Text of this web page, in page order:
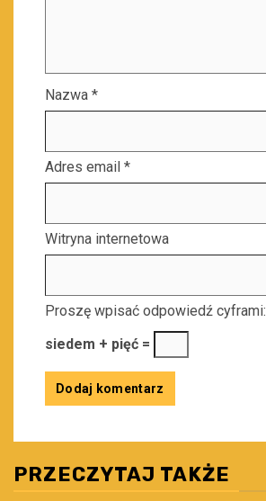
Nazwa *
Adres email *
Witryna internetowa
Proszę wpisać odpowiedź cyframi:
siedem + pięć =
PRZECZYTAJ TAKŻE